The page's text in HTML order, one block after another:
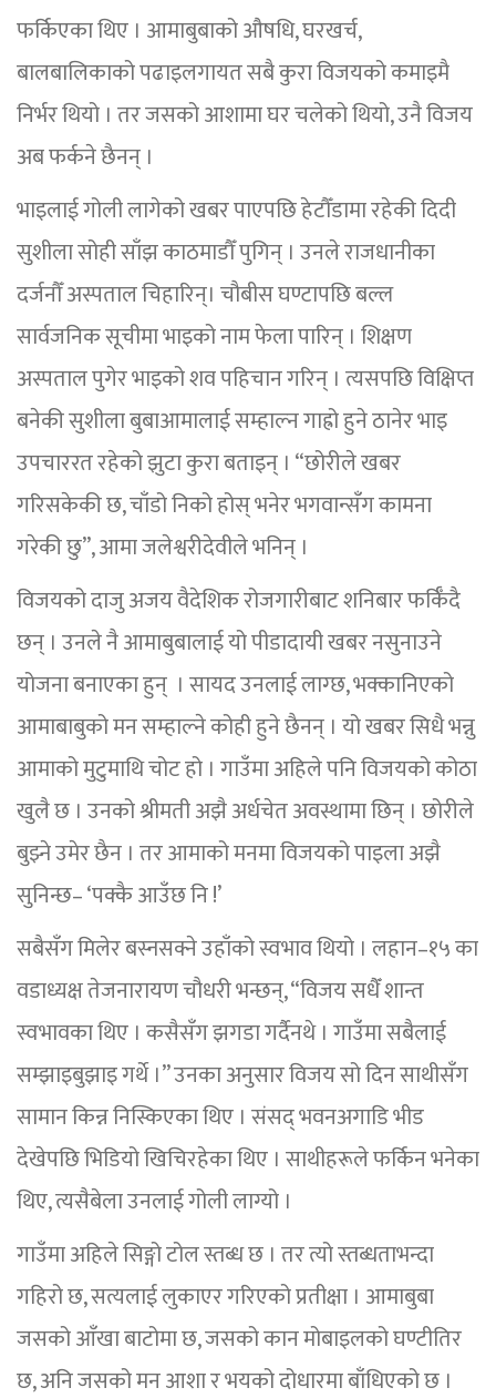
फर्किएका थिए । आमाबुबाको औषधि, घरखर्च,
बालबालिकाको पढाइलगायत सबै कुरा विजयको कमाइमै
निर्भर थियो । तर जसको आशामा घर चलेको थियो, उनै विजय
अब फर्कने छैनन् ।
भाइलाई गोली लागेको खबर पाएपछि हेटौँडामा रहेकी दिदी
सुशीला सोही साँझ काठमाडौँ पुगिन् । उनले राजधानीका
दर्जनौँ अस्पताल चिहारिन्। चौबीस घण्टापछि बल्ल
सार्वजनिक सूचीमा भाइको नाम फेला पारिन् । शिक्षण
अस्पताल पुगेर भाइको शव पहिचान गरिन् । त्यसपछि विक्षिप्त
बनेकी सुशीला बुबाआमालाई सम्हाल्न गाह्रो हुने ठानेर भाइ
उपचाररत रहेको झुटा कुरा बताइन् । “छोरीले खबर
गरिसकेकी छ, चाँडो निको होस् भनेर भगवान्सँग कामना
गरेकी छु”, आमा जलेश्वरीदेवीले भनिन् ।
विजयको दाजु अजय वैदेशिक रोजगारीबाट शनिबार फर्किँदै
छन् । उनले नै आमाबुबालाई यो पीडादायी खबर नसुनाउने
योजना बनाएका हुन् । सायद उनलाई लाग्छ, भक्कानिएको
आमाबाबुको मन सम्हाल्ने कोही हुने छैनन् । यो खबर सिधै भन्नु
आमाको मुटुमाथि चोट हो । गाउँमा अहिले पनि विजयको कोठा
खुलै छ । उनको श्रीमती अझै अर्धचेत अवस्थामा छिन् । छोरीले
बुझ्ने उमेर छैन । तर आमाको मनमा विजयको पाइला अझै
सुनिन्छ– ‘पक्कै आउँछ नि !’
सबैसँग मिलेर बस्नसक्ने उहाँको स्वभाव थियो । लहान–१५ का
वडाध्यक्ष तेजनारायण चौधरी भन्छन्, “विजय सधैँ शान्त
स्वभावका थिए । कसैसँग झगडा गर्दैनथे । गाउँमा सबैलाई
सम्झाइबुझाइ गर्थे ।” उनका अनुसार विजय सो दिन साथीसँग
सामान किन्न निस्किएका थिए । संसद् भवनअगाडि भीड
देखेपछि भिडियो खिचिरहेका थिए । साथीहरूले फर्किन भनेका
थिए, त्यसैबेला उनलाई गोली लाग्यो ।
गाउँमा अहिले सिङ्गो टोल स्तब्ध छ । तर त्यो स्तब्धताभन्दा
गहिरो छ, सत्यलाई लुकाएर गरिएको प्रतीक्षा । आमाबुबा
जसको आँखा बाटोमा छ, जसको कान मोबाइलको घण्टीतिर
छ, अनि जसको मन आशा र भयको दोधारमा बाँधिएको छ ।